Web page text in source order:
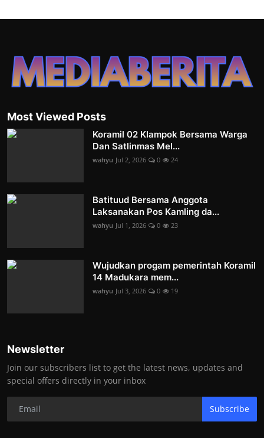
Most Viewed Posts
Koramil 02 Klampok Bersama Warga
Dan Satlinmas Mel...
wahyu Jul 2, 2026 0 24
Batituud Bersama Anggota
Laksanakan Pos Kamling da...
wahyu Jul 1, 2026 0 23
Wujudkan progam pemerintah Koramil
14 Madukara mem...
wahyu Jul 3, 2026 0 19
Newsletter
Join our subscribers list to get the latest news, updates and
special offers directly in your inbox
Subscribe